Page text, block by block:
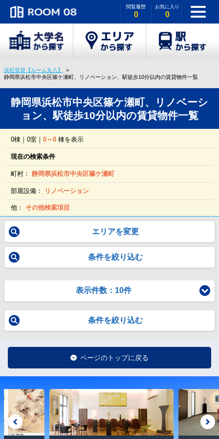
閲覧履歴
0
お気に入り
0
浜松賃貸【ルーム丸八】
静岡県浜松市中央区篠ケ瀬町、リノベーション、駅徒歩10分以内の賃貸物件一覧
静岡県浜松市中央区篠ケ瀬町、リノベーシ
ョン、駅徒歩10分以内の賃貸物件一覧
0棟｜0室｜0～0 棟を表示
現在の検索条件
町村：静岡県浜松市中央区篠ケ瀬町
部屋設備： リノベーション
他： その他検索項目
エリアを変更
条件を絞り込む
表示件数：10件
条件を絞り込む
ページのトップに戻る